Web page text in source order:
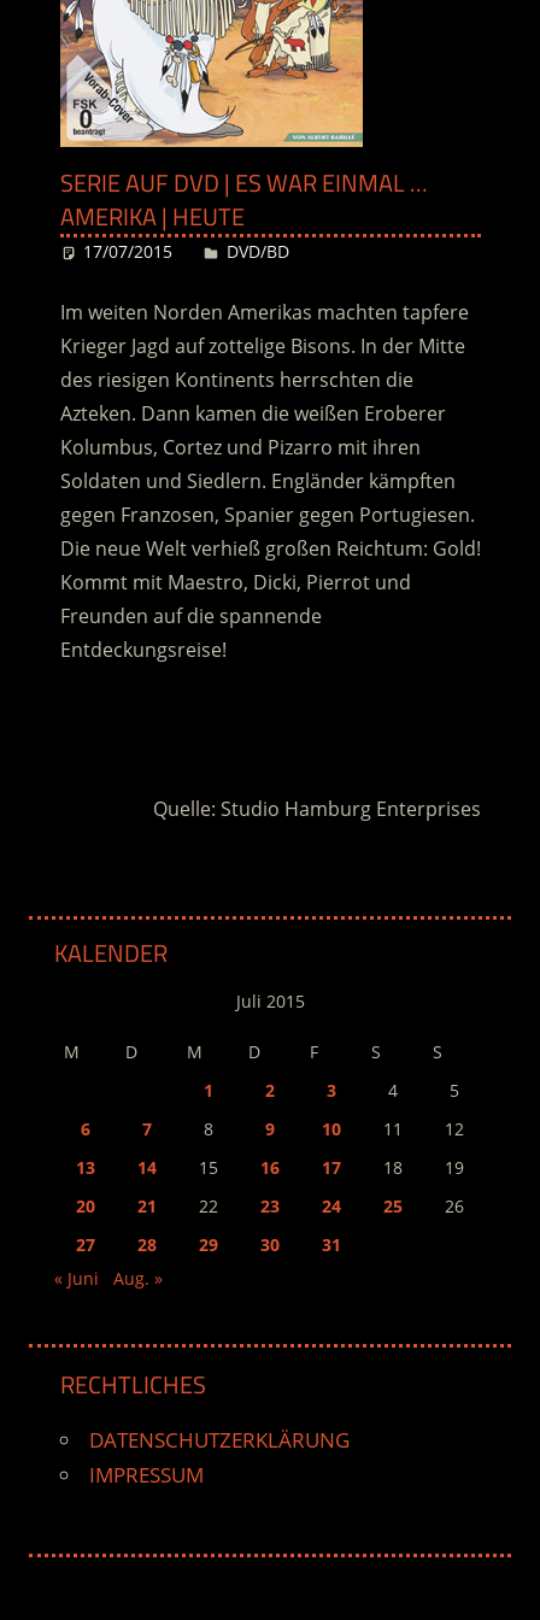
SERIE AUF DVD | ES WAR EINMAL …
AMERIKA | HEUTE
17/07/2015 Desiree
DVD/BD
Im weiten Norden Amerikas machten tapfere
Krieger Jagd auf zottelige Bisons. In der Mitte
des riesigen Kontinents herrschten die
Azteken. Dann kamen die weißen Eroberer
Kolumbus, Cortez und Pizarro mit ihren
Soldaten und Siedlern. Engländer kämpften
gegen Franzosen, Spanier gegen Portugiesen.
Die neue Welt verhieß großen Reichtum: Gold!
Kommt mit Maestro, Dicki, Pierrot und
Freunden auf die spannende
Entdeckungsreise!
Quelle: Studio Hamburg Enterprises
KALENDER
Juli 2015
M D M D F S
S
1
2 3 4
5
6
7 8 9 10 11
12
13
14 15 16 17 18
19
20
21 22 23 24 25
26
27
28 29 30
31
« Juni
Aug. »
RECHTLICHES
DATENSCHUTZERKLÄRUNG
IMPRESSUM